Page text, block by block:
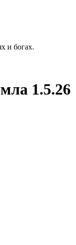
и богах.
1.5.26